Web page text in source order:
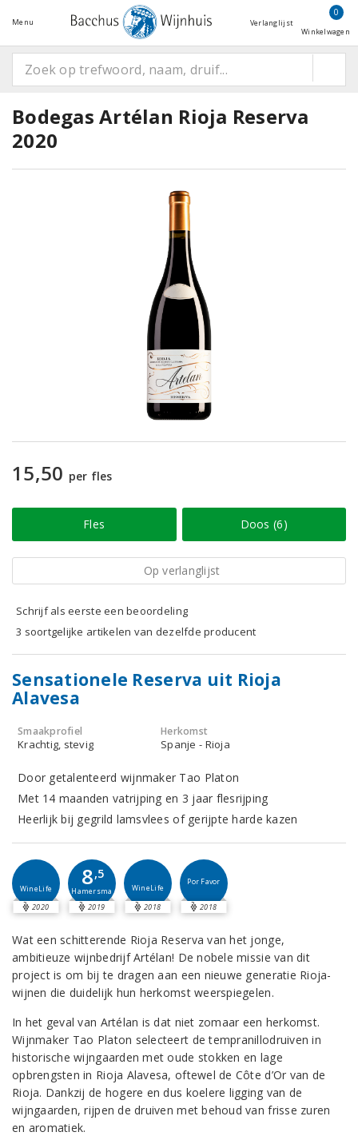
Menu Verlanglijst
0
Winkelwagen
Bodegas Artélan Rioja Reserva
2020
15,50 per fles
Fles Doos (6)
Op verlanglijst
Schrijf als eerste een beoordeling
3 soortgelijke artikelen van dezelfde producent
Sensationele Reserva uit Rioja
Alavesa
Smaakprofiel
Krachtig, stevig
Herkomst
Spanje - Rioja
Door getalenteerd wijnmaker Tao Platon
Met 14 maanden vatrijping en 3 jaar flesrijping
Heerlijk bij gegrild lamsvlees of gerijpte harde kazen
WineLife
2020
8,5
Hamersma
2019
WineLife
2018
Por Favor
2018
Wat een schitterende Rioja Reserva van het jonge,
ambitieuze wijnbedrijf Artélan! De nobele missie van dit
project is om bij te dragen aan een nieuwe generatie Rioja-
wijnen die duidelijk hun herkomst weerspiegelen.
In het geval van Artélan is dat niet zomaar een herkomst.
Wijnmaker Tao Platon selecteert de tempranillodruiven in
historische wijngaarden met oude stokken en lage
opbrengsten in Rioja Alavesa, oftewel de Côte d’Or van de
Rioja. Dankzij de hogere en dus koelere ligging van de
wijngaarden, rijpen de druiven met behoud van frisse zuren
en aromatiek.